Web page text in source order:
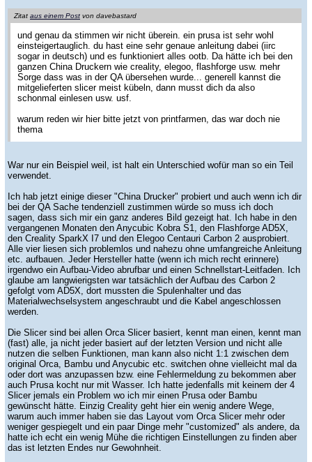
Zitat aus einem Post von davebastard
und genau da stimmen wir nicht überein. ein prusa ist sehr wohl
einsteigertauglich. du hast eine sehr genaue anleitung dabei (iirc
sogar in deutsch) und es funktioniert alles ootb. Da hätte ich bei den
ganzen China Druckern wie creality, elegoo, flashforge usw. mehr
Sorge dass was in der QA übersehen wurde... generell kannst die
mitgelieferten slicer meist kübeln, dann musst dich da also
schonmal einlesen usw. usf.
warum reden wir hier bitte jetzt von printfarmen, das war doch nie
thema
War nur ein Beispiel weil, ist halt ein Unterschied wofür man so ein Teil
verwendet.
Ich hab jetzt einige dieser "China Drucker" probiert und auch wenn ich dir
bei der QA Sache tendenziell zustimmen würde so muss ich doch
sagen, dass sich mir ein ganz anderes Bild gezeigt hat. Ich habe in den
vergangenen Monaten den Anycubic Kobra S1, den Flashforge AD5X,
den Creality SparkX I7 und den Elegoo Centauri Carbon 2 ausprobiert.
Alle vier liesen sich problemlos und nahezu ohne umfangreiche Anleitung
etc. aufbauen. Jeder Hersteller hatte (wenn ich mich recht erinnere)
irgendwo ein Aufbau-Video abrufbar und einen Schnellstart-Leitfaden. Ich
glaube am langwierigsten war tatsächlich der Aufbau des Carbon 2
gefolgt vom AD5X, dort mussten die Spulenhalter und das
Materialwechselsystem angeschraubt und die Kabel angeschlossen
werden.
Die Slicer sind bei allen Orca Slicer basiert, kennt man einen, kennt man
(fast) alle, ja nicht jeder basiert auf der letzten Version und nicht alle
nutzen die selben Funktionen, man kann also nicht 1:1 zwischen dem
original Orca, Bambu und Anycubic etc. switchen ohne vielleicht mal da
oder dort was anzupassen bzw. eine Fehlermeldung zu bekommen aber
auch Prusa kocht nur mit Wasser. Ich hatte jedenfalls mit keinem der 4
Slicer jemals ein Problem wo ich mir einen Prusa oder Bambu
gewünscht hätte. Einzig Creality geht hier ein wenig andere Wege,
warum auch immer haben sie das Layout vom Orca Slicer mehr oder
weniger gespiegelt und ein paar Dinge mehr "customized" als andere, da
hatte ich echt ein wenig Mühe die richtigen Einstellungen zu finden aber
das ist letzten Endes nur Gewohnheit.